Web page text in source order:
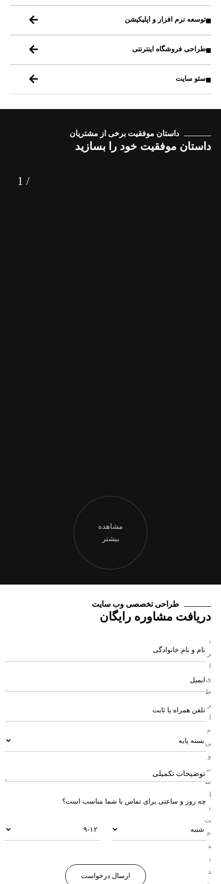
توسعه نرم افزار و اپلیکیشن
طراحی فروشگاه اینترنتی
سئو سایت
داستان موفقیت برخی از مشتریان
داستان موفقیت خود را بسازید
1 /
مشاهده
بیشتر
طراحی تخصصی وب سایت
دریافت مشاوره رایگان
ب
ر
ی
ط
ر
ح
ی
و
ب
س
ا
ی
ت
ج
د
ی
د
چه روز و ساعتی برای تماس با شما مناسب است؟